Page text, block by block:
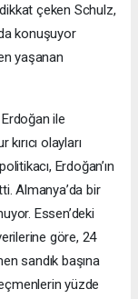
çeken Schulz,
konuşuyor
yaşanan
ile
olayları
Erdoğan’ın
Almanya’da bir
Essen’deki
göre, 24
sandık başına
yüzde